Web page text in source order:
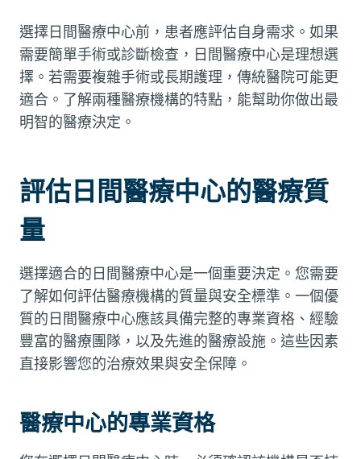
選擇日間醫療中心前，患者應評估自身需求。如果
需要簡單手術或診斷檢查，日間醫療中心是理想選
擇。若需要複雜手術或長期護理，傳統醫院可能更
適合。了解兩種醫療機構的特點，能幫助你做出最
明智的醫療決定。
評估日間醫療中心的醫療質
量
選擇適合的日間醫療中心是一個重要決定。您需要
了解如何評估醫療機構的質量與安全標準。一個優
質的日間醫療中心應該具備完整的專業資格、經驗
豐富的醫療團隊，以及先進的醫療設施。這些因素
直接影響您的治療效果與安全保障。
醫療中心的專業資格